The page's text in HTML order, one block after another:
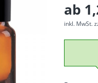
ab
inkl. MwSt.